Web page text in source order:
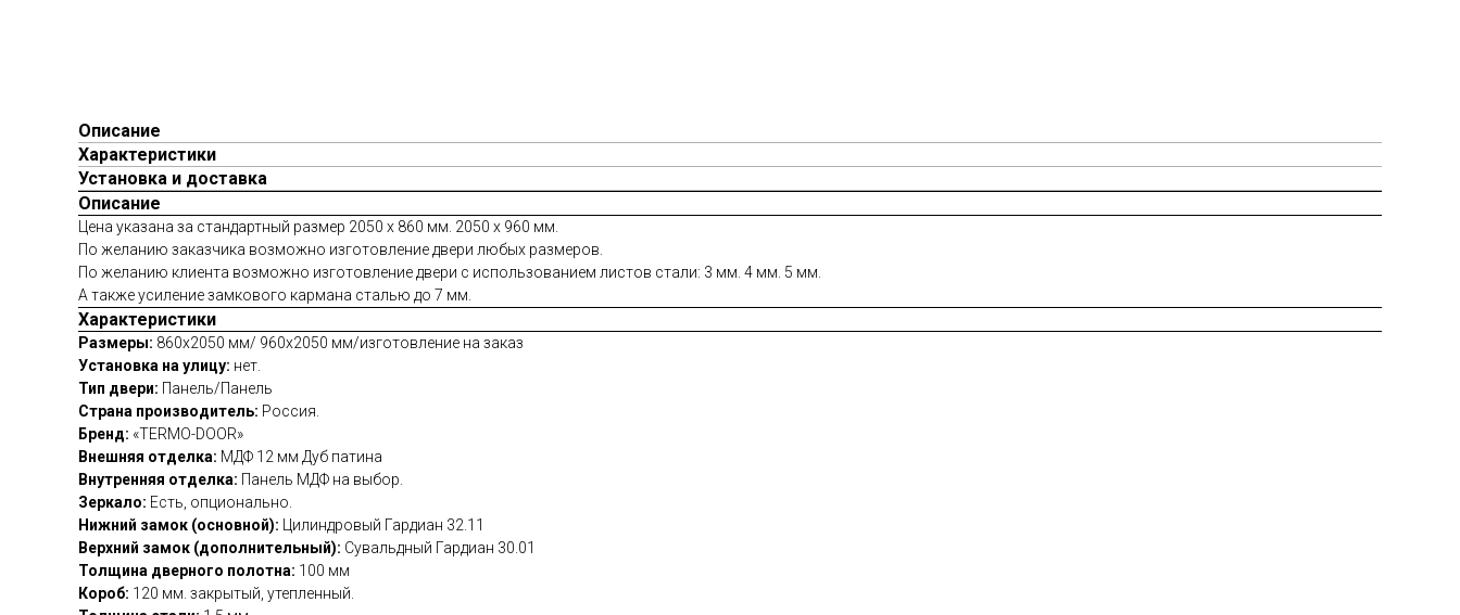
Описание
Характеристики
Установка и доставка
Описание
Цена указана за стандартный размер 2050 х 860 мм. 2050 х 960 мм.
По желанию заказчика возможно изготовление двери любых размеров.
По желанию клиента возможно изготовление двери с использованием листов стали: 3 мм. 4 мм. 5 мм.
А также усиление замкового кармана сталью до 7 мм.
Характеристики
Размеры: 860х2050 мм/ 960х2050 мм/изготовление на заказ
Установка на улицу: нет.
Тип двери: Панель/Панель
Страна производитель: Россия.
Бренд: «TERMO-DOOR»
Внешняя отделка: МДФ 12 мм Дуб патина
Внутренняя отделка: Панель МДФ на выбор.
Зеркало: Есть, опционально.
Нижний замок (основной):
Цилиндровый Гардиан 32.11
Верхний замок (дополнительный): Сувальдный Гардиан 30.01
Толщина дверного полотна: 100 мм
Короб: 120 мм. закрытый, утепленный.